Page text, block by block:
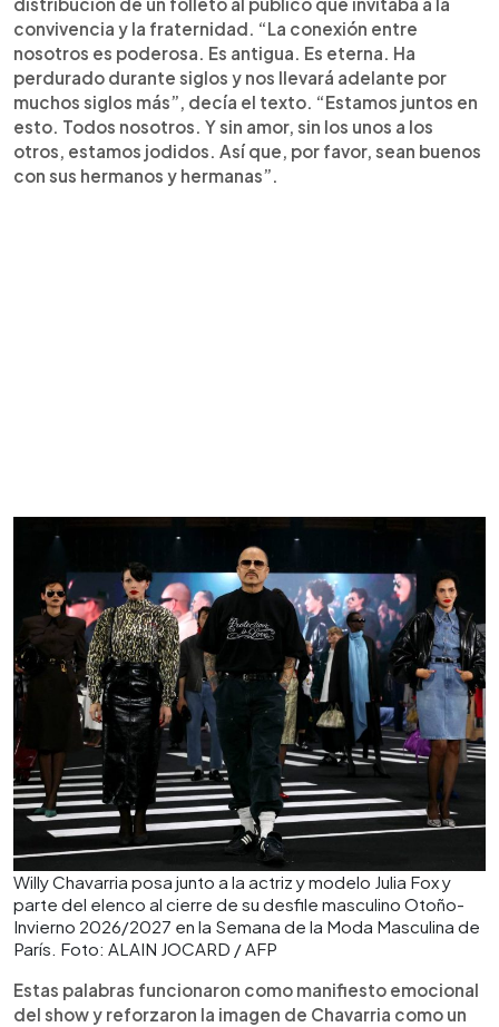
convivencia y la fraternidad. “La conexión entre
nosotros es poderosa. Es antigua. Es eterna. Ha
perdurado durante siglos y nos llevará adelante por
muchos siglos más”, decía el texto. “Estamos juntos en
esto. Todos nosotros. Y sin amor, sin los unos a los
otros, estamos jodidos. Así que, por favor, sean buenos
con sus hermanos y hermanas”.
Willy Chavarria posa junto a la actriz y modelo Julia Fox y
parte del elenco al cierre de su desfile masculino Otoño-
Invierno 2026/2027 en la Semana de la Moda Masculina de
París. Foto: ALAIN JOCARD / AFP
Estas palabras funcionaron como manifiesto emocional
del show y reforzaron la imagen de Chavarria como un